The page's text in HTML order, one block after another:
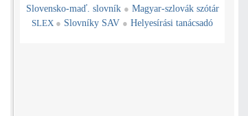
Slovensko-maď. slovník ● Magyar-szlovák szótár
SLEX ● Slovníky SAV ● Helyesírási tanácsadó